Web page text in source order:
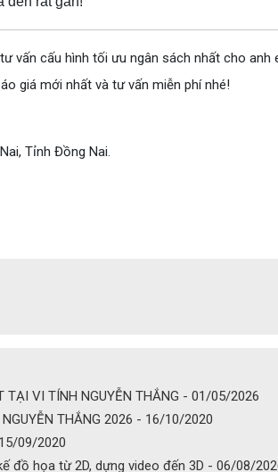
vấn cấu hình tối ưu ngân sách nhất cho
giá mới nhất và tư vấn miễn phí nhé!
Tỉnh Đồng Nai.
TẠI VI TÍNH NGUYỄN THẮNG - 01/05/2026
THẮNG 2026 - 16/10/2020
09/2020
đồ họa từ 2D, dựng video đến 3D - 06/08/